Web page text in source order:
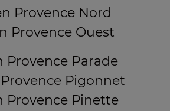
Provence Nord
Provence Ouest
Provence Parade
Pigonnet
Provence Pinette